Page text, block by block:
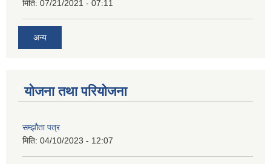
मिति: 07/21/2021 - 07:11
अन्य
योजना तथा परियोजना
सम्झौता पत्र
मिति: 04/10/2023 - 12:07